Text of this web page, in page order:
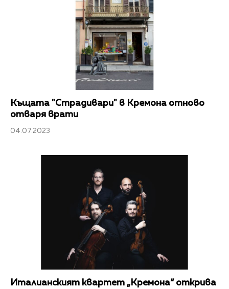
Къщата "Страдивари" в Кремона отново
отваря врати
04.07.2023
Италианският квартет „Кремона“ открива